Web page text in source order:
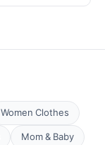
Women Clothes
Mom & Baby